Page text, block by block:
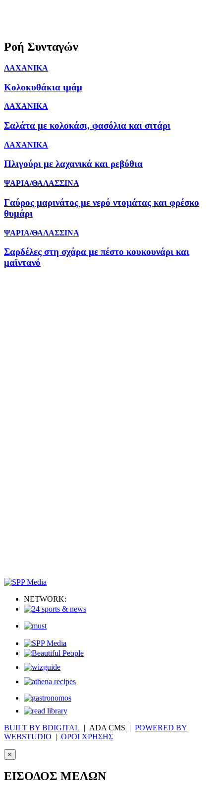
Ροή Συνταγών
ΛΑΧΑΝΙΚΑ
Κολοκυθάκια ιμάμ
ΛΑΧΑΝΙΚΑ
Σαλάτα με κολοκάσι, φασόλια και σιτάρι
ΛΑΧΑΝΙΚΑ
Πλιγούρι με λαχανικά και ρεβύθια
ΨΑΡΙΑ/ΘΑΛΑΣΣΙΝΑ
Γαύρος μαρινάτος με νερό ντομάτας και φρέσκο
θυμάρι
ΨΑΡΙΑ/ΘΑΛΑΣΣΙΝΑ
Σαρδέλες στη σχάρα με πέστο κουκουνάρι και
μαϊντανό
NETWORK:
BUILT BY BDIGITAL | ADA CMS | POWERED BY
WEBSTUDIO | ΟΡΟΙ ΧΡΗΣΗΣ
×
ΕΙΣΟΔΟΣ ΜΕΛΩΝ